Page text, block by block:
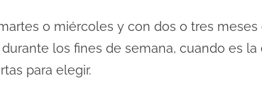
o miércoles y con dos o tres meses
los fines de semana, cuando es la
para elegir.